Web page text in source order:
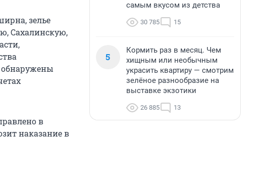
зелье
Сахалинскую,
обнаружены
в
наказание в
самым вкусом из детства
30 785 15
5
Кормить раз в месяц. Чем
хищным или необычным
украсить квартиру — смотрим
зелёное разнообразие на
выставке экзотики
26 885 13